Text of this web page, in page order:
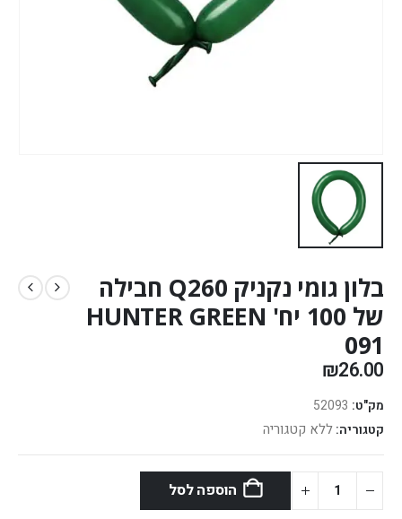
בלון גומי נקניק Q260 חבילה
של 100 יח' HUNTER GREEN
091
₪26.00
מק"ט: 52093
קטגוריה: ללא קטגוריה
הוספה לסל